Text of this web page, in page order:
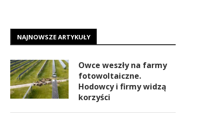
NAJNOWSZE ARTYKUŁY
Owce weszły na farmy
fotowoltaiczne.
Hodowcy i firmy widzą
korzyści